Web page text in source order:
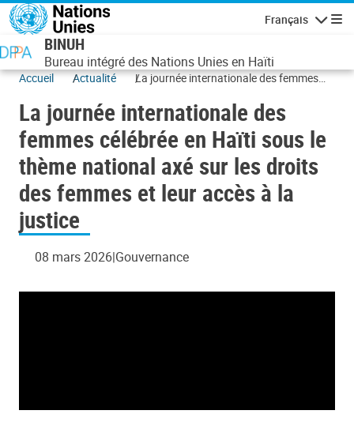
Aller au contenu principal
Français
BINUH
Bureau intégré des Nations Unies en Haïti
Accueil Actualité
La journée internationale des femmes
axé sur les droits des femmes et leur
accès à la justice
La journée internationale des
femmes célébrée en Haïti sous le
thème national axé sur les droits
des femmes et leur accès à la
justice
08 mars 2026 Gouvernance